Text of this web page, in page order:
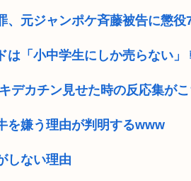
、元ジャンポケ斉藤被告に懲役
は「小中学生にしか売らない」
デカチン見せた時の反応集が
を嫌う理由が判明するwww
しない理由